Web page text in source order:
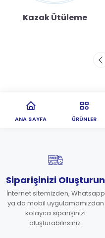
Kazak Ütüleme
ANA SAYFA ÜRÜNLER
Siparişinizi Oluşturun
İnternet sitemizden, Whatsapp
ya da mobil uygulamamızdan
kolayca siparişinizi
oluşturabilirsiniz.